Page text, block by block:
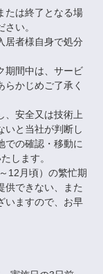
たは終了となる場
い。
居者様自身で処分
期間中は、サービ
らかじめご了承く
、安全又は技術上
と当社が判断し
での確認・移動に
します。
12月頃）の繁忙期
供できない、また
いますので、お早